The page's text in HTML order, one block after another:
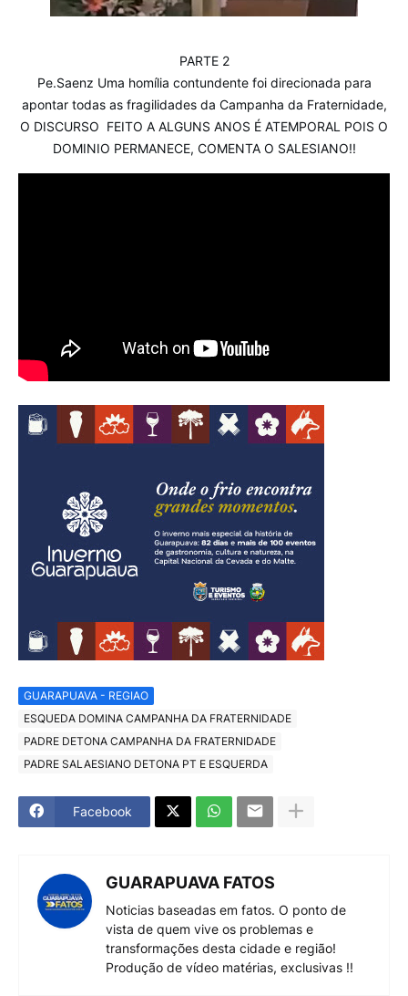
PARTE 2
Pe.Saenz Uma homília contundente foi direcionada para
apontar todas as fragilidades da Campanha da Fraternidade,
O DISCURSO FEITO A ALGUNS ANOS É ATEMPORAL POIS O
DOMINIO PERMANECE, COMENTA O SALESIANO!!
GUARAPUAVA - REGIAO
ESQUEDA DOMINA CAMPANHA DA FRATERNIDADE
PADRE DETONA CAMPANHA DA FRATERNIDADE
PADRE SALAESIANO DETONA PT E ESQUERDA
Facebook
GUARAPUAVA FATOS
Noticias baseadas em fatos. O ponto de
vista de quem vive os problemas e
transformações desta cidade e região!
Produção de vídeo matérias, exclusivas !!